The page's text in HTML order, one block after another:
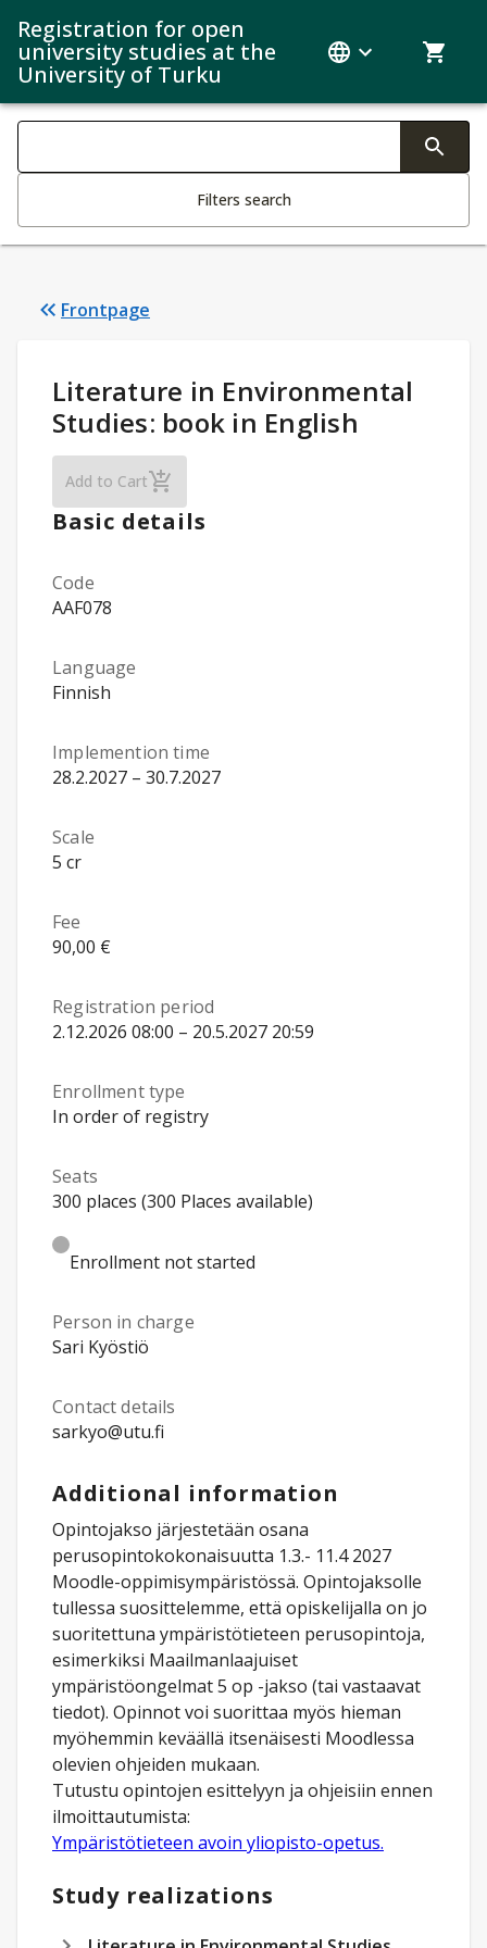
Registration for open
university studies at the
University of Turku
Search filters
Filters search
Frontpage
Study Details :
Literature in Environmental
Studies: book in English
Add to CartLiterature in Environmental Studies: book in
Basic details
Code
AAF078
Language
Finnish
Implemention time
28.2.2027 – 30.7.2027
Scale
5 cr
Fee
90,00 €
Registration period
2.12.2026 08:00 – 20.5.2027 20:59
Enrollment type
In order of registry
Seats
300 places (300 Places available)
Enrollment not started
Person in charge
Sari Kyöstiö
Contact details
sarkyo@utu.fi
Additional information
Opintojakso järjestetään osana
perusopintokokonaisuutta 1.3.- 11.4 2027
Moodle-oppimisympäristössä. Opintojaksolle
tullessa suosittelemme, että opiskelijalla on jo
suoritettuna ympäristötieteen perusopintoja,
esimerkiksi Maailmanlaajuiset
ympäristöongelmat 5 op -jakso (tai vastaavat
tiedot). Opinnot voi suorittaa myös hieman
myöhemmin keväällä itsenäisesti Moodlessa
olevien ohjeiden mukaan.
Tutustu opintojen esittelyyn ja ohjeisiin ennen
ilmoittautumista:
Ympäristötieteen avoin yliopisto-opetus.
Study realizations